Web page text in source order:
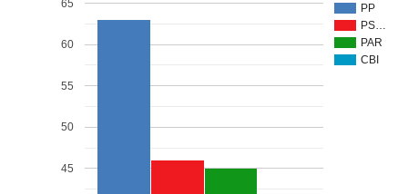
PP
PS…
PAR
CBI
45
50
55
60
65